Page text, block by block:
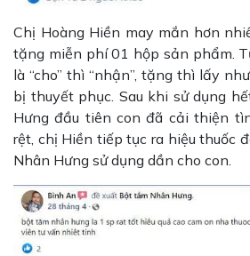
Chị Hoàng Hiền may mắn hơn
tặng miễn phí 01 hộp sản phẩm.
là “cho” thì “nhận”, tặng thì lấy
bị thuyết phục. Sau khi sử dụng
Hưng đầu tiên con đã cải thiện
rệt, chị Hiền tiếp tục ra hiệu thuốc
Nhân Hưng sử dụng dần cho con.